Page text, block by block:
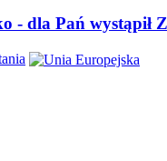
- dla Pań wystąpił